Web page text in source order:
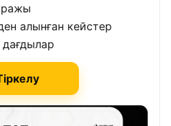
алынған кейстер